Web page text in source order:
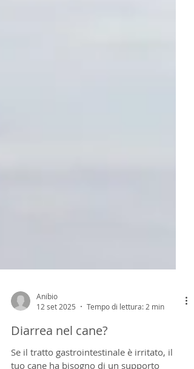
12 set 2025
Tempo di lettura: 2 min
Diarrea nel cane?